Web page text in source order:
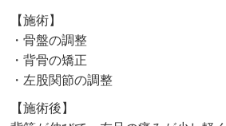
【施術】
・骨盤の調整
・背骨の矯正
・左股関節の調整
【施術後】